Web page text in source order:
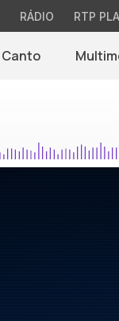
RÁDIO RTP
Canto